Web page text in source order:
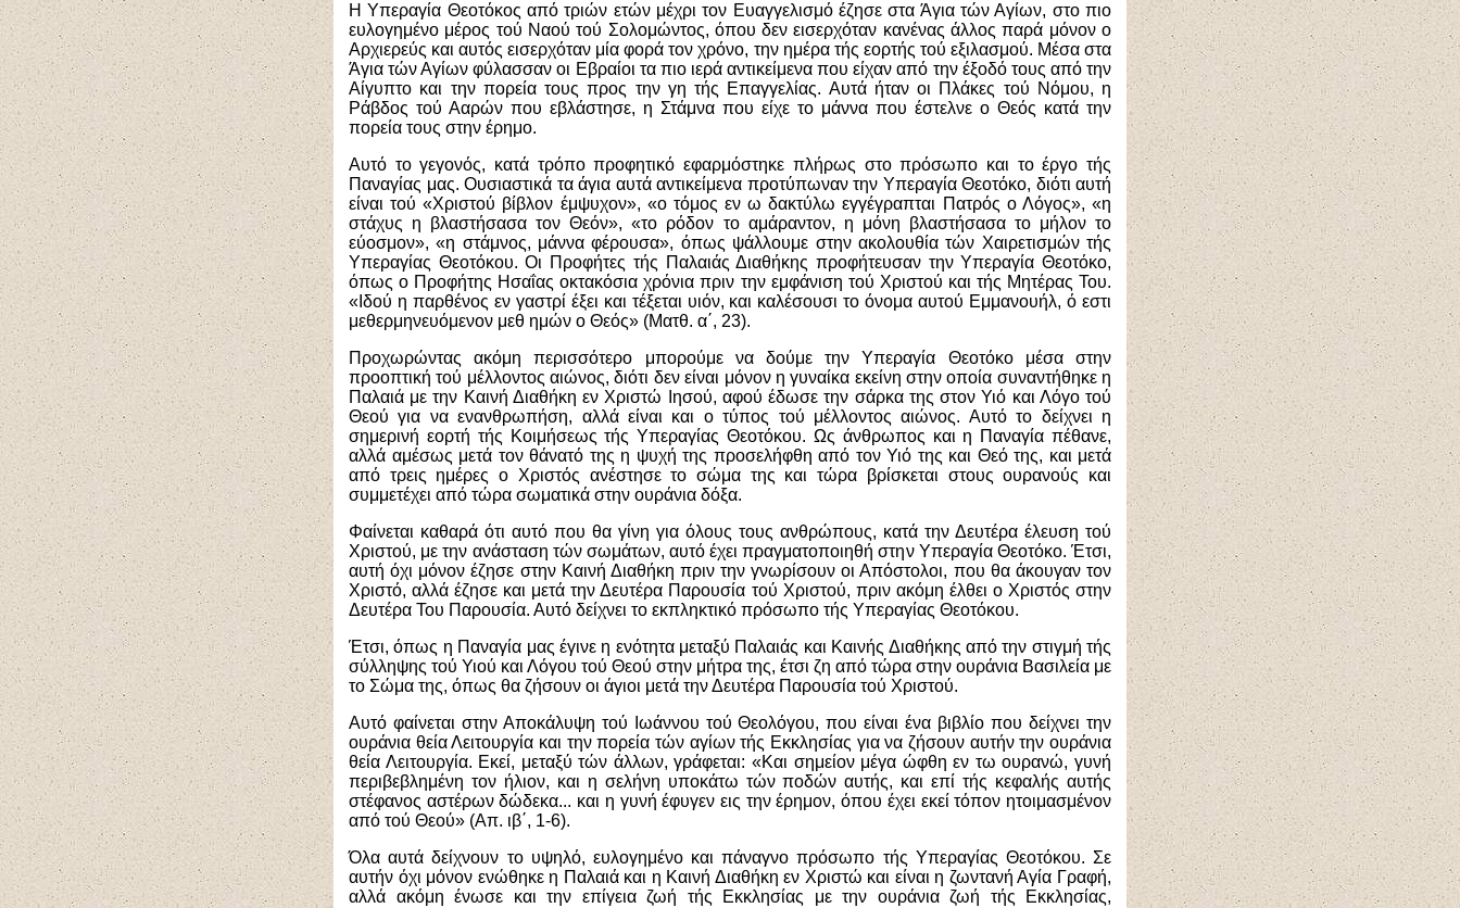
Η Υπεραγία Θεοτόκος από τριών ετών μέχρι τον Ευαγγελισμό έζησε στα Άγια τών Αγίων, στο πιο
ευλογημένο μέρος τού Ναού τού Σολομώντος, όπου δεν εισερχόταν κανένας άλλος παρά μόνον ο
Αρχιερεύς και αυτός εισερχόταν μία φορά τον χρόνο, την ημέρα τής εορτής τού εξιλασμού. Μέσα στα
Άγια τών Αγίων φύλασσαν οι Εβραίοι τα πιο ιερά αντικείμενα που είχαν από την έξοδό τους από την
Αίγυπτο και την πορεία τους προς την γη τής Επαγγελίας. Αυτά ήταν οι Πλάκες τού Νόμου, η
Ράβδος τού Ααρών που εβλάστησε, η Στάμνα που είχε το μάννα που έστελνε ο Θεός κατά την
πορεία τους στην έρημο.
Αυτό το γεγονός, κατά τρόπο προφητικό εφαρμόστηκε πλήρως στο πρόσωπο και το έργο τής
Παναγίας μας. Ουσιαστικά τα άγια αυτά αντικείμενα προτύπωναν την Υπεραγία Θεοτόκο, διότι αυτή
είναι τού «Χριστού βίβλον έμψυχον», «ο τόμος εν ω δακτύλω εγγέγραπται Πατρός ο Λόγος», «η
στάχυς η βλαστήσασα τον Θεόν», «το ρόδον το αμάραντον, η μόνη βλαστήσασα το μήλον το
εύοσμον», «η στάμνος, μάννα φέρουσα», όπως ψάλλουμε στην ακολουθία τών Χαιρετισμών τής
Υπεραγίας Θεοτόκου. Οι Προφήτες τής Παλαιάς Διαθήκης προφήτευσαν την Υπεραγία Θεοτόκο,
όπως ο Προφήτης Ησαΐας οκτακόσια χρόνια πριν την εμφάνιση τού Χριστού και τής Μητέρας Του.
«Ιδού η παρθένος εν γαστρί έξει και τέξεται υιόν, και καλέσουσι το όνομα αυτού Εμμανουήλ, ό εστι
μεθερμηνευόμενον μεθ ημών ο Θεός» (Ματθ. α΄, 23).
Προχωρώντας ακόμη περισσότερο μπορούμε να δούμε την Υπεραγία Θεοτόκο μέσα στην
προοπτική τού μέλλοντος αιώνος, διότι δεν είναι μόνον η γυναίκα εκείνη στην οποία συναντήθηκε η
Παλαιά με την Καινή Διαθήκη εν Χριστώ Ιησού, αφού έδωσε την σάρκα της στον Υιό και Λόγο τού
Θεού για να ενανθρωπήση, αλλά είναι και ο τύπος τού μέλλοντος αιώνος. Αυτό το δείχνει η
σημερινή εορτή τής Κοιμήσεως τής Υπεραγίας Θεοτόκου. Ως άνθρωπος και η Παναγία πέθανε,
αλλά αμέσως μετά τον θάνατό της η ψυχή της προσελήφθη από τον Υιό της και Θεό της, και μετά
από τρεις ημέρες ο Χριστός ανέστησε το σώμα της και τώρα βρίσκεται στους ουρανούς και
συμμετέχει από τώρα σωματικά στην ουράνια δόξα.
Φαίνεται καθαρά ότι αυτό που θα γίνη για όλους τους ανθρώπους, κατά την Δευτέρα έλευση τού
Χριστού, με την ανάσταση τών σωμάτων, αυτό έχει πραγματοποιηθή στην Υπεραγία Θεοτόκο. Έτσι,
αυτή όχι μόνον έζησε στην Καινή Διαθήκη πριν την γνωρίσουν οι Απόστολοι, που θα άκουγαν τον
Χριστό, αλλά έζησε και μετά την Δευτέρα Παρουσία τού Χριστού, πριν ακόμη έλθει ο Χριστός στην
Δευτέρα Του Παρουσία. Αυτό δείχνει το εκπληκτικό πρόσωπο τής Υπεραγίας Θεοτόκου.
Έτσι, όπως η Παναγία μας έγινε η ενότητα μεταξύ Παλαιάς και Καινής Διαθήκης από την στιγμή τής
σύλληψης τού Υιού και Λόγου τού Θεού στην μήτρα της, έτσι ζη από τώρα στην ουράνια Βασιλεία με
το Σώμα της, όπως θα ζήσουν οι άγιοι μετά την Δευτέρα Παρουσία τού Χριστού.
Αυτό φαίνεται στην Αποκάλυψη τού Ιωάννου τού Θεολόγου, που είναι ένα βιβλίο που δείχνει την
ουράνια θεία Λειτουργία και την πορεία τών αγίων τής Εκκλησίας για να ζήσουν αυτήν την ουράνια
θεία Λειτουργία. Εκεί, μεταξύ τών άλλων, γράφεται: «Και σημείον μέγα ώφθη εν τω ουρανώ, γυνή
περιβεβλημένη τον ήλιον, και η σελήνη υποκάτω τών ποδών αυτής, και επί τής κεφαλής αυτής
στέφανος αστέρων δώδεκα... και η γυνή έφυγεν εις την έρημον, όπου έχει εκεί τόπον ητοιμασμένον
από τού Θεού» (Απ. ιβ΄, 1-6).
Όλα αυτά δείχνουν το υψηλό, ευλογημένο και πάναγνο πρόσωπο τής Υπεραγίας Θεοτόκου. Σε
αυτήν όχι μόνον ενώθηκε η Παλαιά και η Καινή Διαθήκη εν Χριστώ και είναι η ζωντανή Αγία Γραφή,
αλλά ακόμη ένωσε και την επίγεια ζωή τής Εκκλησίας με την ουράνια ζωή τής Εκκλησίας,